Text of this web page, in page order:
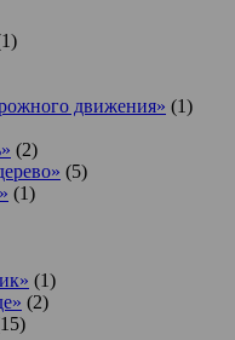
движения» (1)
(2)
(5)
(1)
(1)
(2)